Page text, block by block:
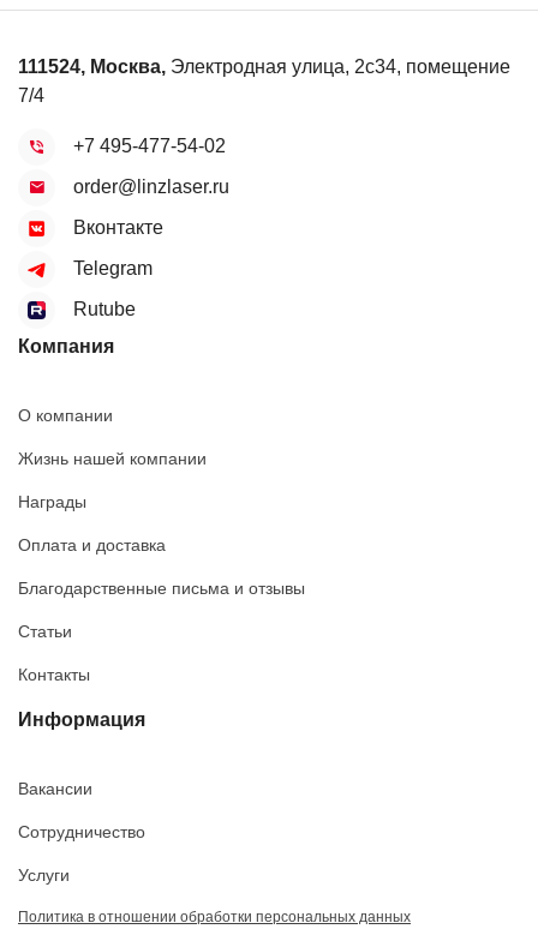
111524, Москва, Электродная улица, 2с34, помещение
7/4
+7 495-477-54-02
order@linzlaser.ru
Вконтакте
Telegram
Rutube
Компания
О компании
Жизнь нашей компании
Награды
Оплата и доставка
Благодарственные письма и отзывы
Статьи
Контакты
Информация
Вакансии
Сотрудничество
Услуги
Политика в отношении обработки персональных данных